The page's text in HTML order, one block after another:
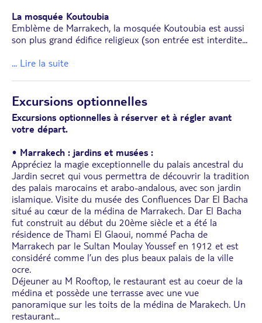
La mosquée Koutoubia
Emblème de Marrakech, la mosquée Koutoubia est aussi
son plus grand édifice religieux (son entrée est interdite...
... Lire la suite
Excursions optionnelles
Excursions optionnelles à réserver et à régler avant
votre départ.
• Marrakech : jardins et musées :
Appréciez la magie exceptionnelle du palais ancestral du
Jardin secret qui vous permettra de découvrir la tradition
des palais marocains et arabo-andalous, avec son jardin
islamique. Visite du musée des Confluences Dar El Bacha
situé au cœur de la médina de Marrakech. Dar El Bacha
fut construit au début du 20ème siècle et a été la
résidence de Thami El Glaoui, nommé Pacha de
Marrakech par le Sultan Moulay Youssef en 1912 et est
considéré comme l’un des plus beaux palais de la ville
ocre.
Déjeuner au M Rooftop, le restaurant est au coeur de la
médina et possède une terrasse avec une vue
panoramique sur les toits de la médina de Marakech. Un
restaurant...